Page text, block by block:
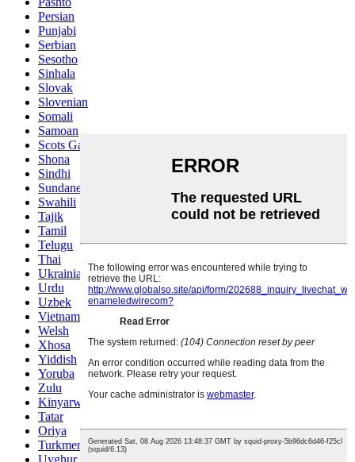
Persian
Punjabi
Serbian
Sesotho
Sinhala
Slovak
Slovenian
Somali
Samoan
Scots Gaelic
Shona
Sindhi
Sundanese
Swahili
Tajik
Tamil
Telugu
Thai
Ukrainian
Urdu
Uzbek
Vietnamese
Welsh
Xhosa
Yiddish
Yoruba
Zulu
Kinyarwanda
Tatar
Oriya
Turkmen